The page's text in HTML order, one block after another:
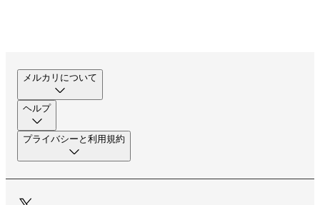
メルカリについて
ヘルプ
プライバシーと利用規約